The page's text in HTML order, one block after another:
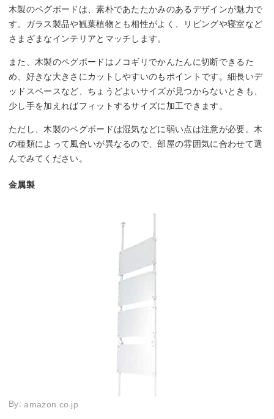
木製のペグボードは、素朴であたたかみのあるデザインが魅力で
す。ガラス製品や観葉植物とも相性がよく、リビングや寝室など
さまざまなインテリアとマッチします。
また、木製のペグボードはノコギリでかんたんに切断できるた
め、好きな大きさにカットしやすいのもポイントです。細長いデ
ッドスペースなど、ちょうどよいサイズが見つからないときも、
少し手を加えればフィットするサイズに加工できます。
ただし、木製のペグボードは湿気などに弱い点は注意が必要。木
の種類によって風合いが異なるので、部屋の雰囲気に合わせて選
んでみてください。
金属製
By:amazon.co.jp